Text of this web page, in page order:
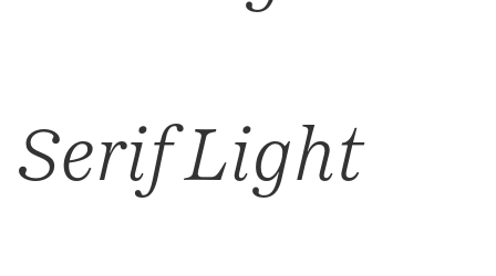
Serif Light